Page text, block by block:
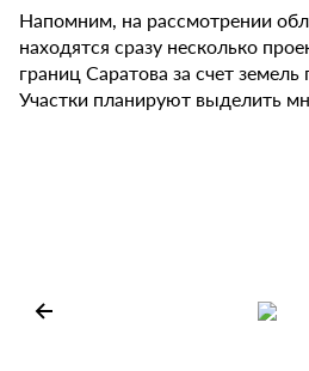
Напомним, на рассмотрении
находятся сразу несколько
границ Саратова за счет
Участки планируют выделить